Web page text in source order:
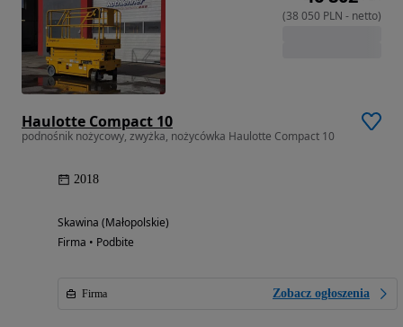
Haulotte Compact 10
podnośnik nożycowy, zwyżka, nożycówka Haulotte Compact 10
2018
Skawina (Małopolskie)
Firma • Podbite
Firma Zobacz ogłoszenia
(38 050 PLN - netto)